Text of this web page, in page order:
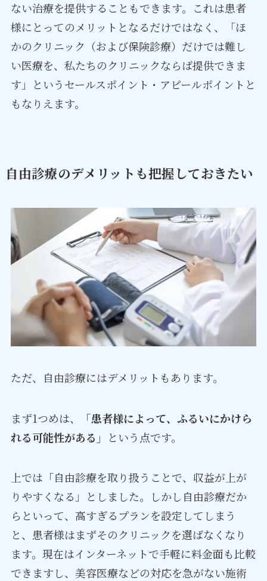
ない治療を提供することもできます。これは患者
様にとってのメリットとなるだけではなく、「ほ
かのクリニック（および保険診療）だけでは難し
い医療を、私たちのクリニックならば提供できま
す」というセールスポイント・アピールポイントと
もなりえます。
自由診療のデメリットも把握しておきたい
ただ、自由診療にはデメリットもあります。
まず1つめは、
「患者様によって、ふるいにかけら
れる可能性がある」
という点です。
上では「自由診療を取り扱うことで、収益が上が
りやすくなる」としました。しかし自由診療だか
らといって、高すぎるプランを設定してしまう
と、患者様はまずそのクリニックを選ばなくなり
ます。現在はインターネットで手軽に料金面も比較
できますし、美容医療などの対応を急がない施術